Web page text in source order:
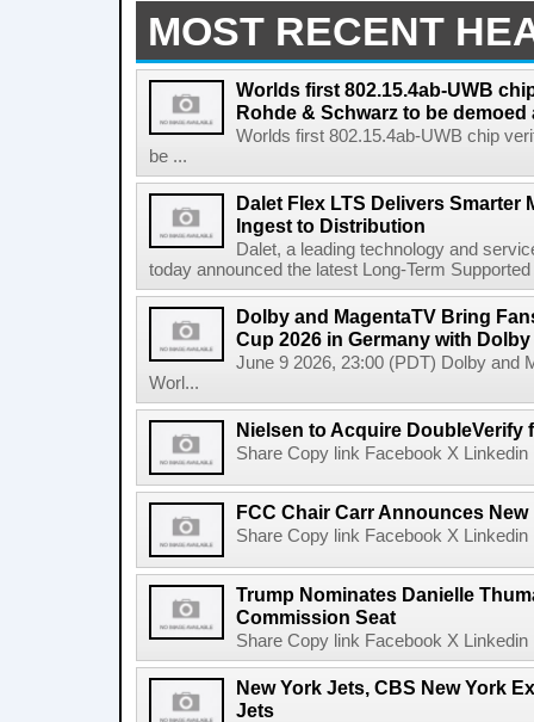
MOST RECENT
Worlds first 802.15.4ab-UWB
Rohde & Schwarz to be demoed
Worlds first 802.15.4ab-UWB chip
be ...
Dalet Flex LTS Delivers Smarter
Ingest to Distribution
Dalet, a leading technology and
today announced the latest Long-Term
Dolby and MagentaTV Bring
Cup 2026 in Germany with
June 9 2026, 23:00 (PDT) Dolby and
Worl...
Nielsen to Acquire DoubleVerify
Share Copy link Facebook X
FCC Chair Carr Announces
Share Copy link Facebook X
Trump Nominates Danielle
Commission Seat
Share Copy link Facebook X
New York Jets, CBS New York
Jets